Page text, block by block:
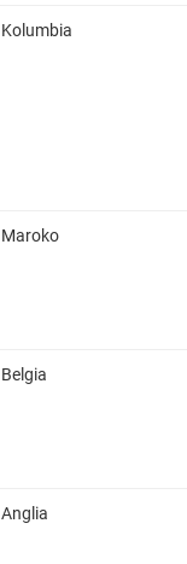
Kolumbia
Maroko
Belgia
Anglia